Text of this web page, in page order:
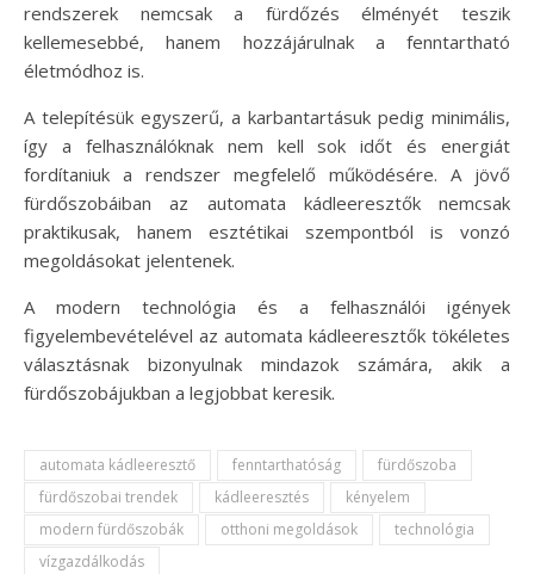
rendszerek nemcsak a fürdőzés élményét teszik
kellemesebbé, hanem hozzájárulnak a fenntartható
életmódhoz is.
A telepítésük egyszerű, a karbantartásuk pedig minimális,
így a felhasználóknak nem kell sok időt és energiát
fordítaniuk a rendszer megfelelő működésére. A jövő
fürdőszobáiban az automata kádleeresztők nemcsak
praktikusak, hanem esztétikai szempontból is vonzó
megoldásokat jelentenek.
A modern technológia és a felhasználói igények
figyelembevételével az automata kádleeresztők tökéletes
választásnak bizonyulnak mindazok számára, akik a
fürdőszobájukban a legjobbat keresik.
automata kádleeresztő fenntarthatóság
fürdőszoba
fürdőszobai trendek
kádleeresztés
kényelem
modern fürdőszobák
otthoni megoldások
technológia
vízgazdálkodás